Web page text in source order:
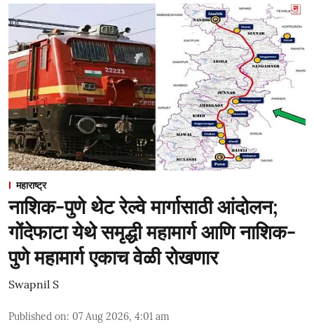
महाराष्ट्र
नाशिक-पुणे थेट रेल्वे मार्गासाठी आंदोलन;
गोंदेफाटा येथे समृद्धी महामार्ग आणि नाशिक-
पुणे महामार्ग एकाच वेळी रोखणार
Swapnil S
Published on: 07 Aug 2026, 4:01 am